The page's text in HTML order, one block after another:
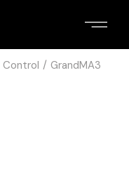
Control
GrandMA3